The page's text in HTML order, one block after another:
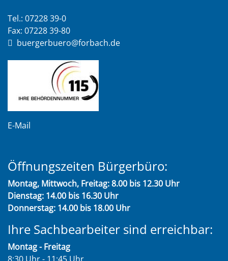
Tel.: 07228 39-0
Fax: 07228 39-80
buergerbuero@forbach.de
E-Mail
Öffnungszeiten Bürgerbüro:
Montag, Mittwoch, Freitag: 8.00 bis 12.30 Uhr
Dienstag: 14.00 bis 16.30 Uhr
Donnerstag: 14.00 bis 18.00 Uhr
Ihre Sachbearbeiter sind erreichbar:
Montag - Freitag